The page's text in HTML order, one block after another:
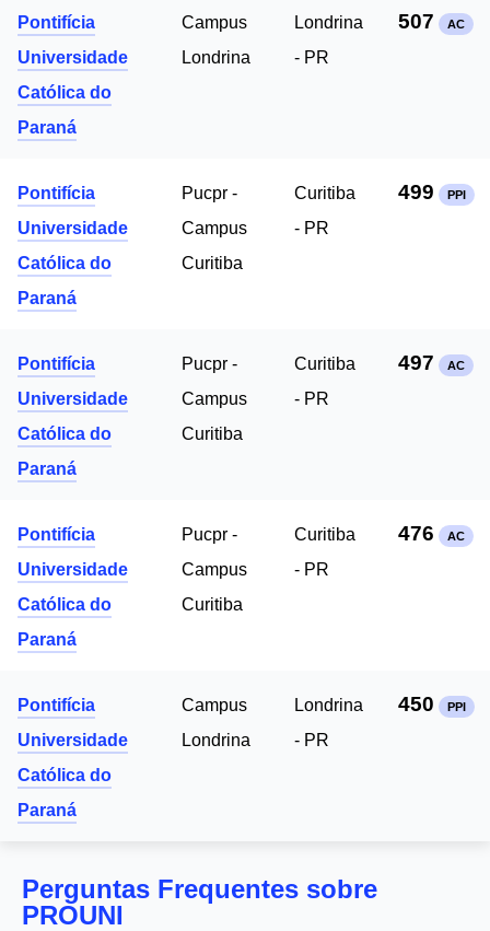
Pontifícia
Universidade
Católica do
Paraná
Campus
Londrina
Londrina
- PR
507 AC
Pontifícia
Universidade
Católica do
Paraná
Pucpr -
Campus
Curitiba
Curitiba
- PR
499 PPI
Pontifícia
Universidade
Católica do
Paraná
Pucpr -
Campus
Curitiba
Curitiba
- PR
497 AC
Pontifícia
Universidade
Católica do
Paraná
Pucpr -
Campus
Curitiba
Curitiba
- PR
476 AC
Pontifícia
Universidade
Católica do
Paraná
Campus
Londrina
Londrina
- PR
450 PPI
Perguntas Frequentes sobre
PROUNI